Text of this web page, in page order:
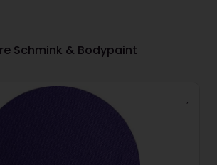
Schmink & Bodypaint